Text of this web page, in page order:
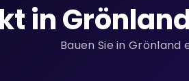
in
Bauen Sie in Grönland